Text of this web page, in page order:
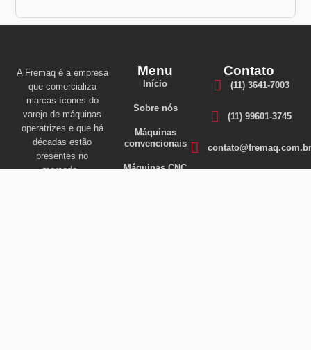
A Fremaq é a empresa
que comercializa
marcas ícones do
varejo de máquinas
operatrizes e que há
décadas estão
presentes no
mercado.
Menu
Início
Sobre nós
Máquinas
convencionais
Máquinas CNC
Contato
(11) 3641-7003
(11) 99601-3745